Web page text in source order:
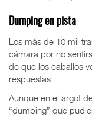
Dumping en pista
Los más de 10 mil
cámara por no
de que los caballos
respuestas.
Aunque en el argot
“dumping” que